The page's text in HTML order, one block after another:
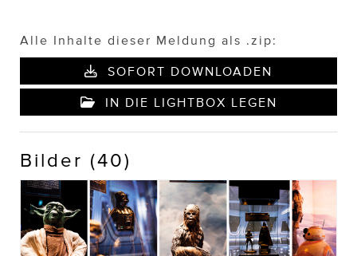
Alle Inhalte dieser Meldung als .zip:
SOFORT DOWNLOADEN
IN DIE LIGHTBOX LEGEN
Bilder (40)